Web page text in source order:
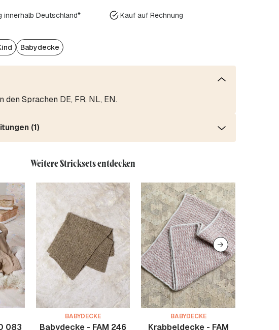
innerhalb Deutschland* Kauf auf Rechnung
Babydecke
Sprachen DE, FR, NL, EN.
(1)
Weitere Stricksets entdecken
083
BABYDECKE
Babydecke - FAM 246
BABYDECKE
Krabbeldecke - FAM